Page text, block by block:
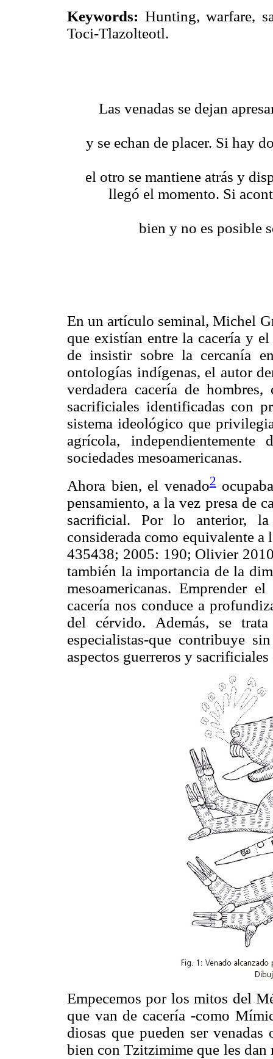
Keywords: Hunting, warfare,
Toci-Tlazolteotl.
Las venadas se dejan
y se echan de placer. Si hay
el otro se mantiene atrás y
llegó el momento. Si
bien y no es posible
En un artículo seminal, Michel
que existían entre la cacería y
de insistir sobre la cercanía
ontologías indígenas, el autor
verdadera cacería de
sacrificiales identificadas con
sistema ideológico que
agrícola,
sociedades mesoamericanas.
Ahora bien, el venado2
pensamiento, a la vez presa de
sacrificial. Por lo anterior,
considerada como equivalente
435438; 2005: 190; Olivier
también la importancia de la
mesoamericanas. Emprender
cacería nos conduce a
del cérvido. Además, se
especialistas-que contribuye
aspectos guerreros y
Empecemos por los mitos del
que van de cacería -como
diosas que pueden ser
bien con Tzitzimime que les dan